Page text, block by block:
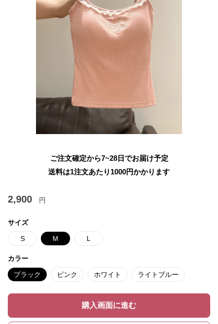
ご注文確定から7~28日でお届け予定
送料は1注文あたり 1000円かかります
2,900 円
サイズ
S M L
カラー
ブラック ピンク ホワイト ライトブルー
購入画面に進む